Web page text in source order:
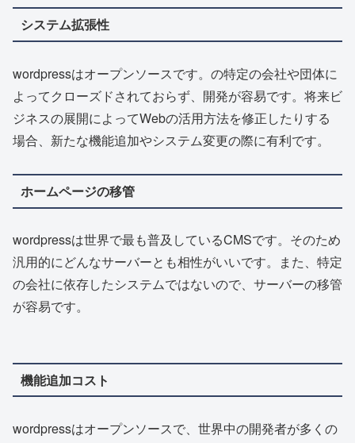
システム拡張性
wordpressはオープンソースです。の特定の会社や団体に
よってクローズドされておらず、開発が容易です。将来ビ
ジネスの展開によってWebの活用方法を修正したりする
場合、新たな機能追加やシステム変更の際に有利です。
ホームページの移管
wordpressは世界で最も普及しているCMSです。そのため
汎用的にどんなサーバーとも相性がいいです。また、特定
の会社に依存したシステムではないので、サーバーの移管
が容易です。
機能追加コスト
wordpressはオープンソースで、世界中の開発者が多くの